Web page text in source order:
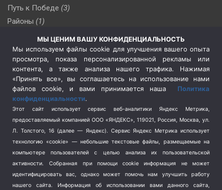
Путь к Победе (3)
Районы (1)
(510)
Сельское хозяйство (3)
Социальная политика
(3)
Спецоперация в Украине
Спецоперация на Украине
(404)
Спорт (740)
Терроризм (1)
Транспорт (262)
Туризм (178)
МЫ ЦЕНИМ ВАШУ КОНФИДЕНЦИАЛЬНОСТЬ
Мы используем файлы cookie для улучшения вашего опыта
просмотра, показа персонализированной рекламы или
контента, а также анализа нашего трафика. Нажимая
«Принять все», вы соглашаетесь на использование нами
файлов cookie, и вами принимается наша Политика
конфиденциальности.
Этот сайт использует сервис веб-аналитики Яндекс Метрика,
предоставляемый компанией ООО «ЯНДЕКС», 119021, Россия, Москва, ул.
Л. Толстого, 16 (далее — Яндекс). Сервис Яндекс Метрика использует
технологию «cookie» — небольшие текстовые файлы, размещаемые на
компьютере пользователей с целью анализа их пользовательской
активности.
Собранная при помощи cookie информация не может
идентифицировать вас, однако может помочь нам улучшить работу
нашего сайта. Информация об использовании вами данного сайта,